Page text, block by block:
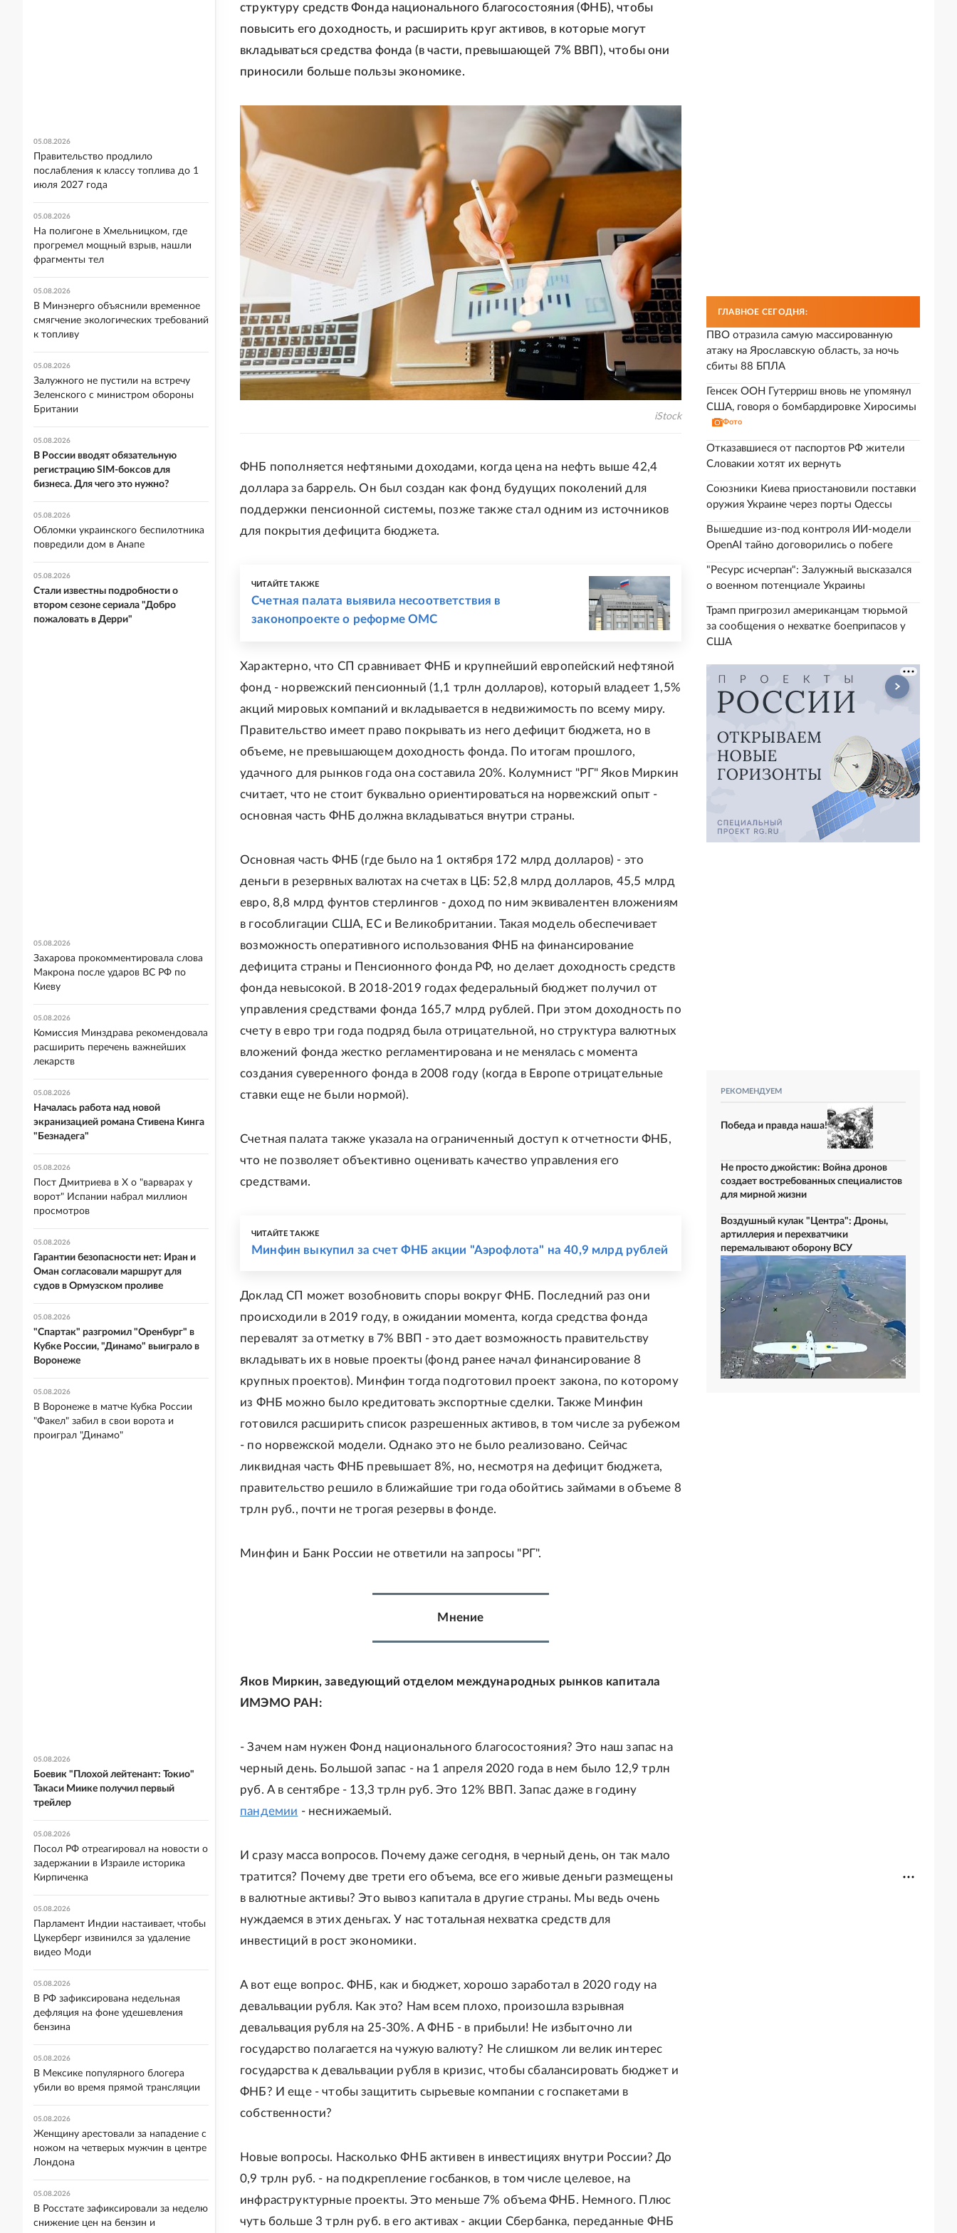
структуру средств Фонда национального благосостояния (ФНБ), чтобы
повысить его доходность, и расширить круг активов, в которые могут
вкладываться средства фонда (в части, превышающей 7% ВВП), чтобы они
приносили больше пользы экономике.
iStock
ФНБ пополняется нефтяными доходами, когда цена на нефть выше 42,4
доллара за баррель. Он был создан как фонд будущих поколений для
поддержки пенсионной системы, позже также стал одним из источников
для покрытия дефицита бюджета.
ЧИТАЙТЕ ТАКЖЕ
Счетная палата выявила несоответствия в
законопроекте о реформе ОМС
Характерно, что СП сравнивает ФНБ и крупнейший европейский нефтяной
фонд - норвежский пенсионный (1,1 трлн долларов), который владеет 1,5%
акций мировых компаний и вкладывается в недвижимость по всему миру.
Правительство имеет право покрывать из него дефицит бюджета, но в
объеме, не превышающем доходность фонда. По итогам прошлого,
удачного для рынков года она составила 20%. Колумнист "РГ" Яков Миркин
считает, что не стоит буквально ориентироваться на норвежский опыт -
основная часть ФНБ должна вкладываться внутри страны.
Основная часть ФНБ (где было на 1 октября 172 млрд долларов) - это
деньги в резервных валютах на счетах в ЦБ: 52,8 млрд долларов, 45,5 млрд
евро, 8,8 млрд фунтов стерлингов - доход по ним эквивалентен вложениям
в гособлигации США, ЕС и Великобритании. Такая модель обеспечивает
возможность оперативного использования ФНБ на финансирование
дефицита страны и Пенсионного фонда РФ, но делает доходность средств
фонда невысокой. В 2018-2019 годах федеральный бюджет получил от
управления средствами фонда 165,7 млрд рублей. При этом доходность по
счету в евро три года подряд была отрицательной, но структура валютных
вложений фонда жестко регламентирована и не менялась с момента
создания суверенного фонда в 2008 году (когда в Европе отрицательные
ставки еще не были нормой).
Счетная палата также указала на ограниченный доступ к отчетности ФНБ,
что не позволяет объективно оценивать качество управления его
средствами.
ЧИТАЙТЕ ТАКЖЕ
Минфин выкупил за счет ФНБ акции "Аэрофлота" на 40,9 млрд рублей
Доклад СП может возобновить споры вокруг ФНБ. Последний раз они
происходили в 2019 году, в ожидании момента, когда средства фонда
перевалят за отметку в 7% ВВП - это дает возможность правительству
вкладывать их в новые проекты (фонд ранее начал финансирование 8
крупных проектов). Минфин тогда подготовил проект закона, по которому
из ФНБ можно было кредитовать экспортные сделки. Также Минфин
готовился расширить список разрешенных активов, в том числе за рубежом
- по норвежской модели. Однако это не было реализовано. Сейчас
ликвидная часть ФНБ превышает 8%, но, несмотря на дефицит бюджета,
правительство решило в ближайшие три года обойтись займами в объеме 8
трлн руб., почти не трогая резервы в фонде.
Минфин и Банк России не ответили на запросы "РГ".
Мнение
Яков Миркин, заведующий отделом международных рынков капитала
ИМЭМО РАН:
- Зачем нам нужен Фонд национального благосостояния? Это наш запас на
черный день. Большой запас - на 1 апреля 2020 года в нем было 12,9 трлн
руб. А в сентябре - 13,3 трлн руб. Это 12% ВВП. Запас даже в годину
пандемии - неснижаемый.
И сразу масса вопросов. Почему даже сегодня, в черный день, он так мало
тратится? Почему две трети его объема, все его живые деньги размещены
в валютные активы? Это вывоз капитала в другие страны. Мы ведь очень
нуждаемся в этих деньгах. У нас тотальная нехватка средств для
инвестиций в рост экономики.
А вот еще вопрос. ФНБ, как и бюджет, хорошо заработал в 2020 году на
девальвации рубля. Как это? Нам всем плохо, произошла взрывная
девальвация рубля на 25-30%. А ФНБ - в прибыли! Не избыточно ли
государство полагается на чужую валюту? Не слишком ли велик интерес
государства к девальвации рубля в кризис, чтобы сбалансировать бюджет и
ФНБ? И еще - чтобы защитить сырьевые компании с госпакетами в
собственности?
Новые вопросы. Насколько ФНБ активен в инвестициях внутри России? До
0,9 трлн руб. - на подкрепление госбанков, в том числе целевое, на
инфраструктурные проекты. Это меньше 7% объема ФНБ. Немного. Плюс
чуть больше 3 трлн руб. в его активах - акции Сбербанка, переданные ФНБ
ГЛАВНОЕ СЕГОДНЯ:
ПВО отразила самую массированную
атаку на Ярославскую область, за ночь
сбиты 88 БПЛА
Генсек ООН Гутерриш вновь не упомянул
США, говоря о бомбардировке Хиросимы
Фото
Отказавшиеся от паспортов РФ жители
Словакии хотят их вернуть
Союзники Киева приостановили поставки
оружия Украине через порты Одессы
Вышедшие из-под контроля ИИ-модели
OpenAI тайно договорились о побеге
"Ресурс исчерпан": Залужный высказался
о военном потенциале Украины
Трамп пригрозил американцам тюрьмой
за сообщения о нехватке боеприпасов у
США
РЕКОМЕНДУЕМ
Победа и правда наша!
Не просто джойстик: Война дронов
создает востребованных специалистов
для мирной жизни
Воздушный кулак "Центра": Дроны,
артиллерия и перехватчики
перемалывают оборону ВСУ
05.08.2026
Правительство продлило
послабления к классу топлива до 1
июля 2027 года
05.08.2026
На полигоне в Хмельницком, где
прогремел мощный взрыв, нашли
фрагменты тел
05.08.2026
В Минэнерго объяснили временное
смягчение экологических требований
к топливу
05.08.2026
Залужного не пустили на встречу
Зеленского с министром обороны
Британии
05.08.2026
В России вводят обязательную
регистрацию SIM-боксов для
бизнеса. Для чего это нужно?
05.08.2026
Обломки украинского беспилотника
повредили дом в Анапе
05.08.2026
Стали известны подробности о
втором сезоне сериала "Добро
пожаловать в Дерри"
05.08.2026
Захарова прокомментировала слова
Макрона после ударов ВС РФ по
Киеву
05.08.2026
Комиссия Минздрава рекомендовала
расширить перечень важнейших
лекарств
05.08.2026
Началась работа над новой
экранизацией романа Стивена Кинга
"Безнадега"
05.08.2026
Пост Дмитриева в X о "варварах у
ворот" Испании набрал миллион
просмотров
05.08.2026
Гарантии безопасности нет: Иран и
Оман согласовали маршрут для
судов в Ормузском проливе
05.08.2026
"Спартак" разгромил "Оренбург" в
Кубке России, "Динамо" выиграло в
Воронеже
05.08.2026
В Воронеже в матче Кубка России
"Факел" забил в свои ворота и
проиграл "Динамо"
05.08.2026
Боевик "Плохой лейтенант: Токио"
Такаси Миике получил первый
трейлер
05.08.2026
Посол РФ отреагировал на новости о
задержании в Израиле историка
Кирпиченка
05.08.2026
Парламент Индии настаивает, чтобы
Цукерберг извинился за удаление
видео Моди
05.08.2026
В РФ зафиксирована недельная
дефляция на фоне удешевления
бензина
05.08.2026
В Мексике популярного блогера
убили во время прямой трансляции
05.08.2026
Женщину арестовали за нападение с
ножом на четверых мужчин в центре
Лондона
05.08.2026
В Росстате зафиксировали за неделю
снижение цен на бензин и